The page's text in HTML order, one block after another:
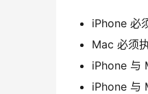
iPhone 必
Mac 必须
iPhone 与
iPhone 与